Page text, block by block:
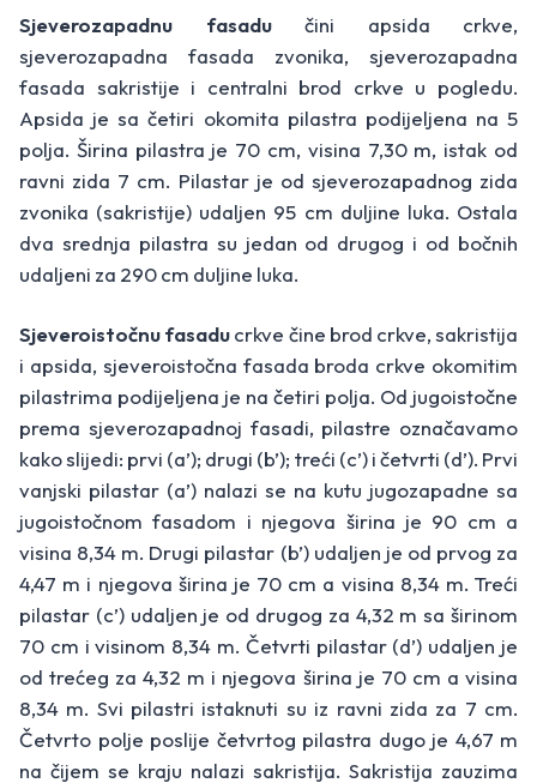
Sjeverozapadnu fasadučini apsida crkve,
sjeverozapadna fasada zvonika, sjeverozapadna
fasada sakristije i centralni brod crkve u pogledu.
Apsida je sa četiri okomita pilastra podijeljena na 5
polja. Širina pilastra je 70 cm, visina 7,30 m, istak od
ravni zida 7 cm. Pilastar je od sjeverozapadnog zida
zvonika (sakristije) udaljen 95 cm duljine luka. Ostala
dva srednja pilastra su jedan od drugog i od bočnih
udaljeni za 290 cm duljine luka.
Sjeveroistočnu fasaducrkve čine brod crkve, sakristija
i apsida, sjeveroistočna fasada broda crkve okomitim
pilastrima podijeljena je na četiri polja. Od jugoistočne
prema sjeverozapadnoj fasadi, pilastre označavamo
kako slijedi: prvi (a’); drugi (b’); treći (c’) i četvrti (d’). Prvi
vanjski pilastar (a’) nalazi se na kutu jugozapadne sa
jugoistočnom fasadom i njegova širina je 90 cm a
visina 8,34 m. Drugi pilastar (b’) udaljen je od prvog za
4,47 m i njegova širina je 70 cm a visina 8,34 m. Treći
pilastar (c’) udaljen je od drugog za 4,32 m sa širinom
70 cm i visinom 8,34 m. Četvrti pilastar (d’) udaljen je
od trećeg za 4,32 m i njegova širina je 70 cm a visina
8,34 m. Svi pilastri istaknuti su iz ravni zida za 7 cm.
Četvrto polje poslije četvrtog pilastra dugo je 4,67 m
na čijem se kraju nalazi sakristija. Sakristija zauzima